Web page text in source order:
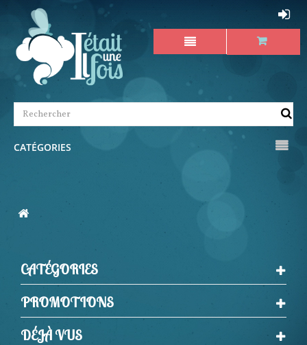
CATÉGORIES
CATÉGORIES
PROMOTIONS
DÉJÀ VUS